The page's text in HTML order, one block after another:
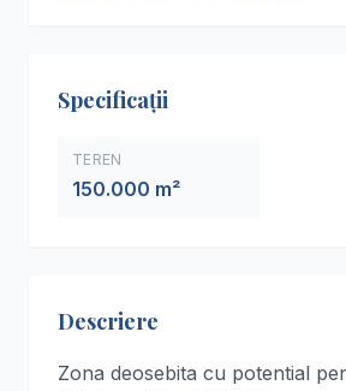
Specificații
TEREN
150.000 m²
Descriere
Zona deosebita cu potential